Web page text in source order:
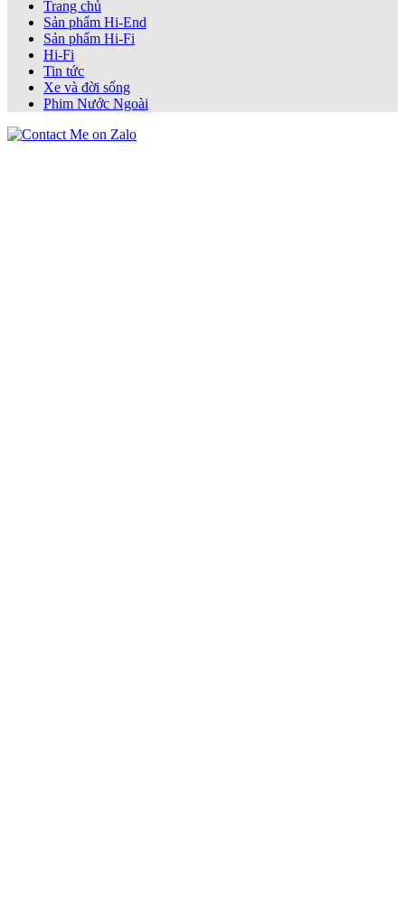
Trang chủ
Sản phẩm Hi-End
Sản phẩm Hi-Fi
Hi-Fi
Tin tức
Xe và đời sống
Phim Nước Ngoài